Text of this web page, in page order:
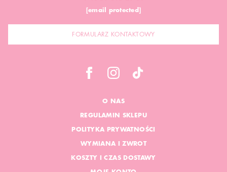
[email protected]
FORMULARZ KONTAKTOWY
O NAS
REGULAMIN SKLEPU
POLITYKA PRYWATNOŚCI
WYMIANA I ZWROT
KOSZTY I CZAS DOSTAWY